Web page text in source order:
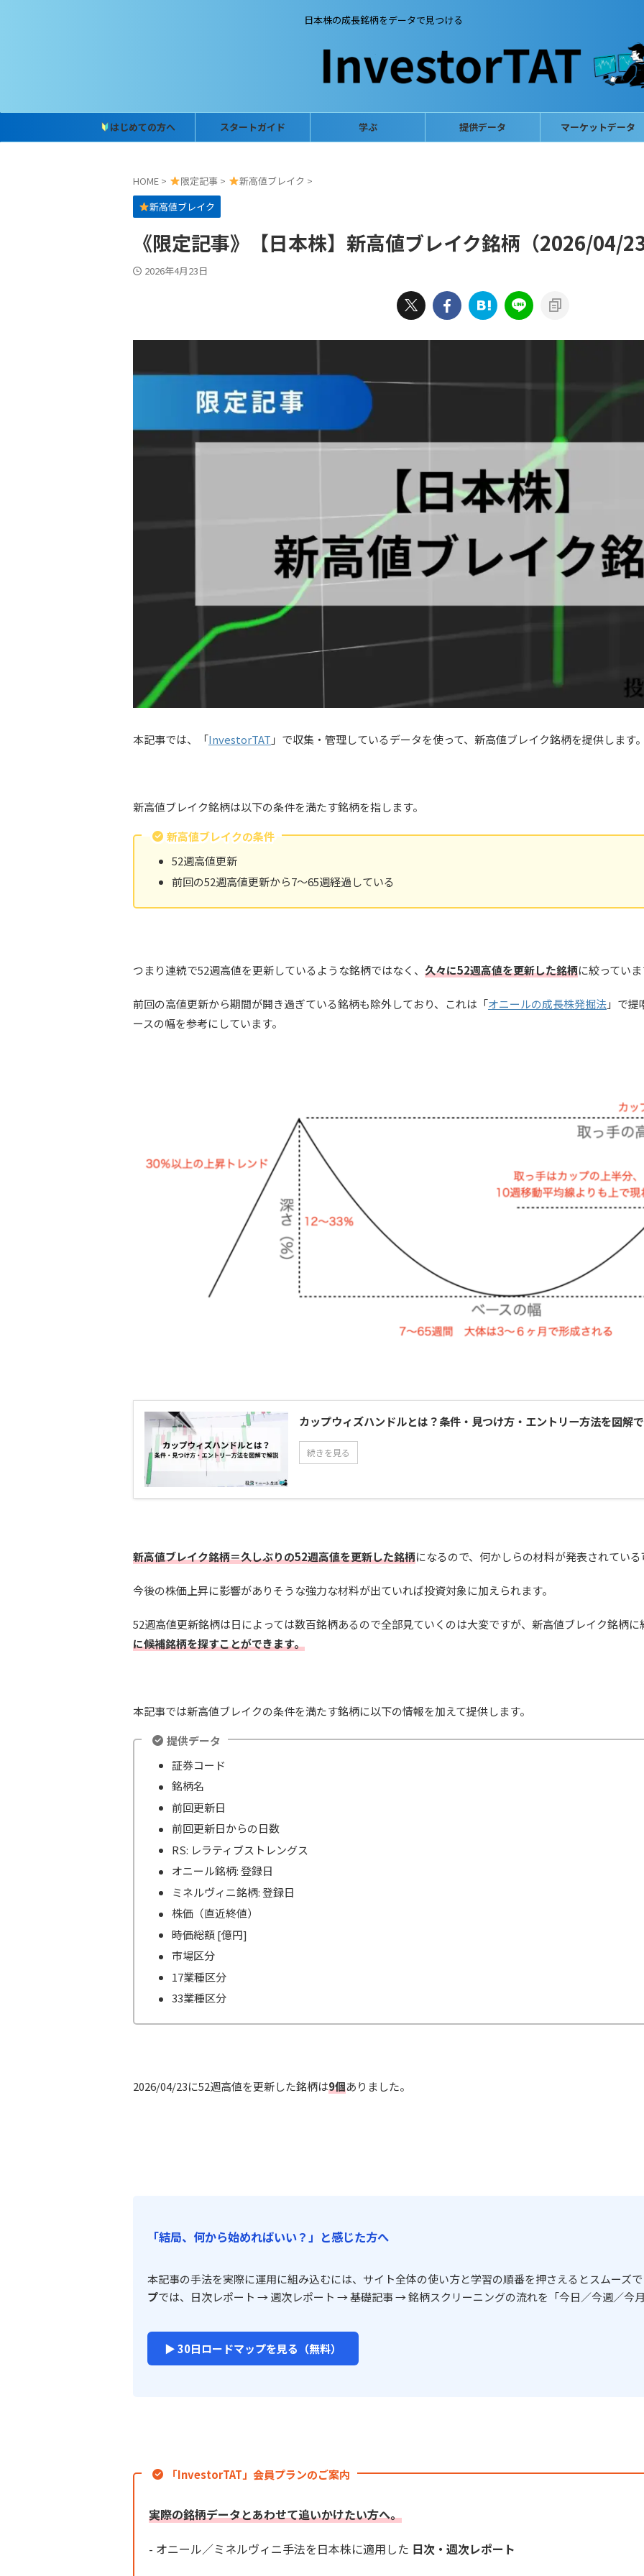
日本株の成長銘柄をデータで見つける
はじめての方へ スタートガイド 学ぶ 提供データ マーケットデータ
HOME > 限定記事 > 新高値ブレイク >
新高値ブレイク
《限定記事》【日本株】新高値ブレイク銘柄（2026/04/
2026年4月23日
本記事では、「InvestorTAT 」で収集・管理しているデータを使って、新高値ブレイク銘柄を提供します
新高値ブレイク銘柄は以下の条件を満たす銘柄を指します。
新高値ブレイクの条件
52週高値更新
前回の52週高値更新から7〜65週経過している
つまり連続で52週高値を更新しているような銘柄ではなく、 久々に52週高値を更新した銘柄に絞ってい
前回の高値更新から期間が開き過ぎている銘柄も除外しており、これは「オニールの成長株発掘法」で
ースの幅を参考にしています。
カップウィズハンドルとは？条件・見つけ方・エントリー方法を図解
続きを見る
新高値ブレイク銘柄＝久しぶりの52週高値を更新した銘柄になるので、何かしらの材料が発表されてい
今後の株価上昇に影響がありそうな強力な材料が出ていれば投資対象に加えられます。
52週高値更新銘柄は日によっては数百銘柄あるので全部見ていくのは大変ですが、新高値ブレイク銘柄
に候補銘柄を探すことができます。
本記事では新高値ブレイクの条件を満たす銘柄に以下の情報を加えて提供します。
提供データ
証券コード
銘柄名
前回更新日
前回更新日からの日数
RS: レラティブストレングス
オニール銘柄: 登録日
ミネルヴィニ銘柄: 登録日
株価（直近終値）
時価総額 [億円]
市場区分
17業種区分
33業種区分
2026/04/23に52週高値を更新した銘柄は9個ありました。
「結局、何から始めればいい？」と感じた方へ
本記事の手法を実際に運用に組み込むには、サイト全体の使い方と学習の順番を押さえるとスムーズ
プでは、日次レポート → 週次レポート → 基礎記事 → 銘柄スクリーニングの流れを「今日／今週／今
▶ 30日ロードマップを見る（無料）
「InvestorTAT」会員プランのご案内
実際の銘柄データとあわせて追いかけたい方へ。
- オニール／ミネルヴィニ手法を日本株に適用した 日次・週次レポート